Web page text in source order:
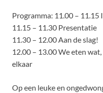
Programma: 11.00 –
11.15 – 11.30 Presentatie
11.30 – 12.00 Aan de slag!
12.00 – 13.00 We eten
elkaar
Op een leuke en